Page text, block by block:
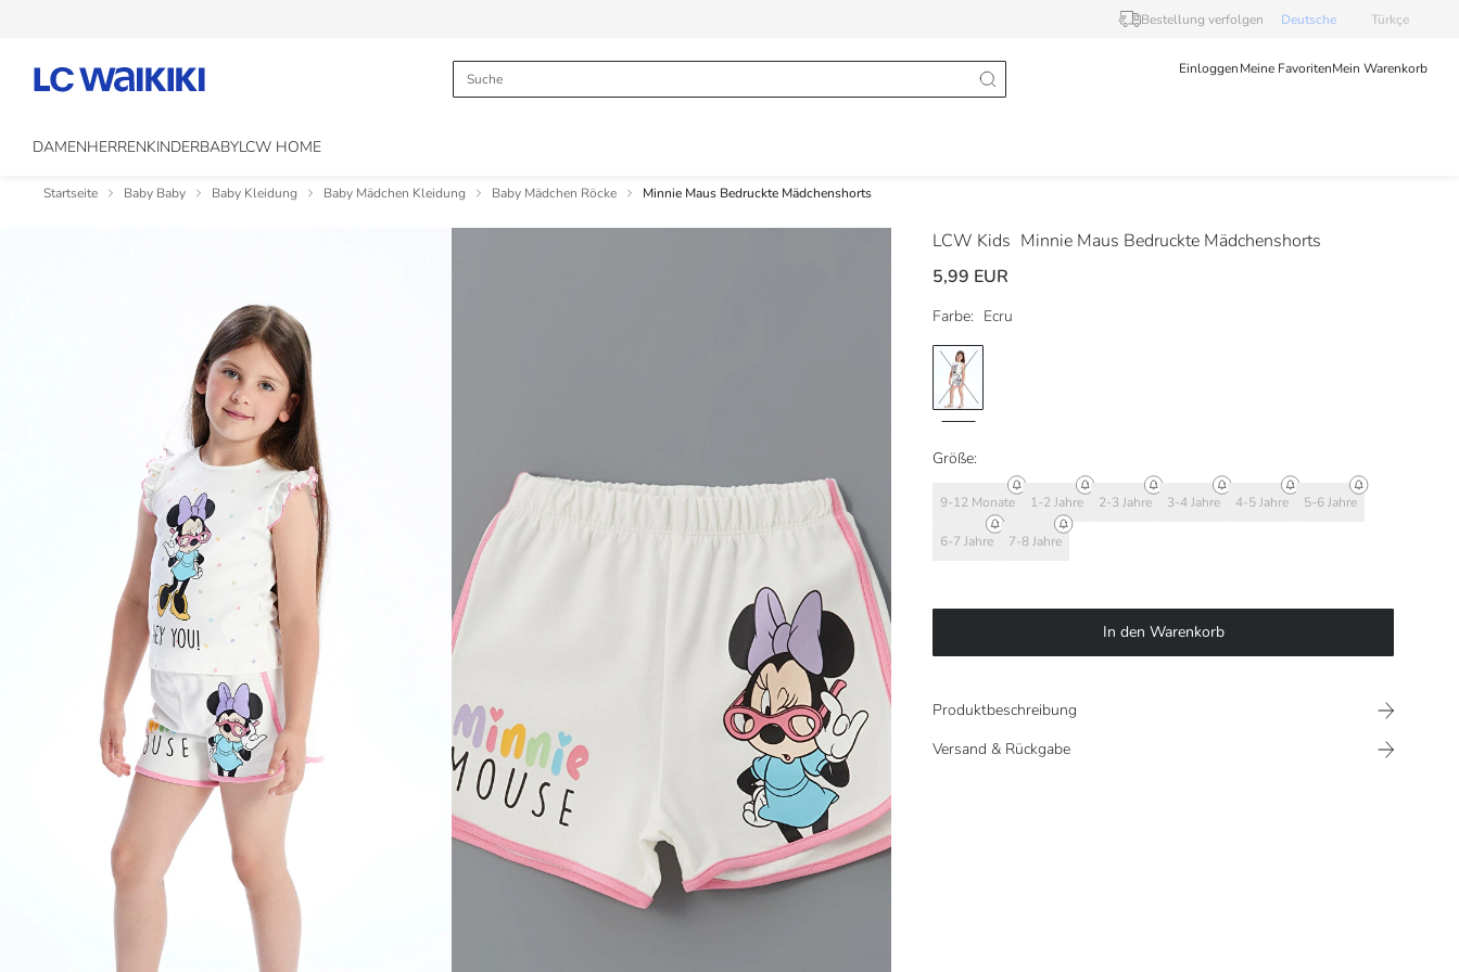
Bestellung verfolgen Deutsche Türkçe
EinloggenMeine FavoritenMein Warenkorb
DAMENHERRENKINDERBABYLCW HOME
Startseite Baby Baby Baby Kleidung Baby Mädchen Kleidung Baby Mädchen Röcke Minnie Maus Bedruckte Mädchenshorts
LCW Kids Minnie Maus Bedruckte Mädchenshorts
5,99 EUR
Farbe: Ecru
Größe:
9-12 Monate 1-2 Jahre 2-3 Jahre 3-4 Jahre 4-5 Jahre 5-6 Jahre
6-7 Jahre 7-8 Jahre
In den Warenkorb
Produktbeschreibung
Versand & Rückgabe